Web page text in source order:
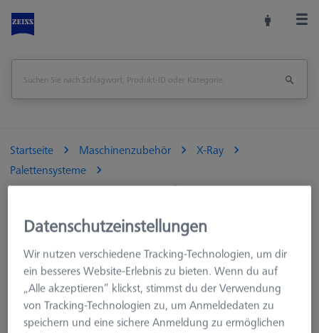
Startseite Maschinenzubehör
X-Ray
Palettensysteme
OmniFix CT Tomostage magnet pallet Ø100
Datenschutzeinstellungen
Wir nutzen verschiedene Tracking-Technologien, um dir
ein besseres Website-Erlebnis zu bieten. Wenn du auf
„Alle akzeptieren“ klickst, stimmst du der Verwendung
von Tracking-Technologien zu, um Anmeldedaten zu
speichern und eine sichere Anmeldung zu ermöglichen